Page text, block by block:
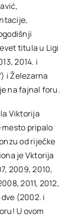
titula u Ligi
2014. i
i Železarna
na fajnal foru.
Viktorija
pripalo
od riječke
je Vktorija
2009, 2010,
2011, 2012,
(2002. i
U ovom